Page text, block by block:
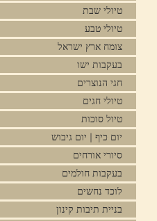
טיולי שבת
טיולי טבע
צומח ארץ ישראל
בעקבות ישו
חגי הנוצרים
טיולי חגים
טיול סוכות
יום כיף | יום גיבוש
סיורי אורחים
בעקבות חולמים
לוכד נחשים
בניית תיבות קינון